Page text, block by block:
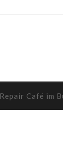
Repair Café im